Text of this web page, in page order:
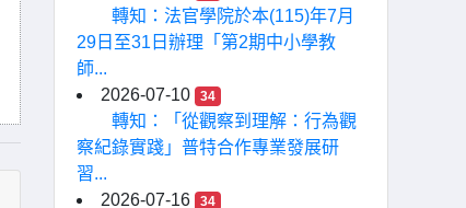
轉知：法官學院於本(115)年7月
29日至31日辦理「第2期中小學教
師...
2026-07-10
34
轉知：「從觀察到理解：行為觀
察紀錄實踐」普特合作專業發展研
習...
2026-07-16
34